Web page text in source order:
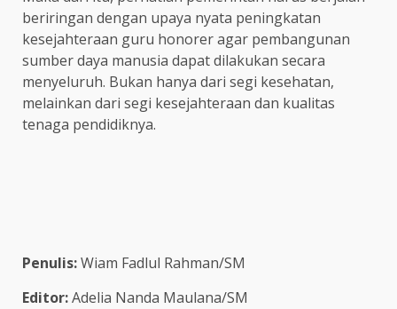
beriringan dengan upaya nyata peningkatan
kesejahteraan guru honorer agar pembangunan
sumber daya manusia dapat dilakukan secara
menyeluruh. Bukan hanya dari segi kesehatan,
melainkan dari segi kesejahteraan dan kualitas
tenaga pendidiknya.
Penulis:Wiam Fadlul Rahman/SM
Editor:Adelia Nanda Maulana/SM